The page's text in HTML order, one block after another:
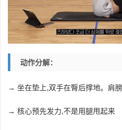
动作分解：
→ 坐在垫上,双手在臀后撑地。肩
→ 核心预先发力,不是用腿甩起来